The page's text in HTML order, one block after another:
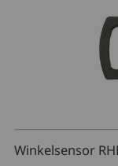
Winkelsensor